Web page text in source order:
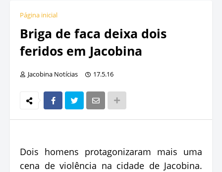
Página inicial
Briga de faca deixa dois
feridos em Jacobina
Jacobina Notícias 17.5.16
Dois homens protagonizaram mais uma
cena de violência na cidade de Jacobina.